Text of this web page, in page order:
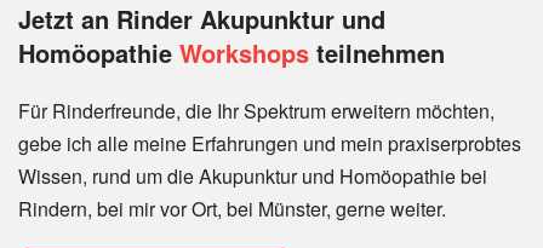
Jetzt an Rinder Akupunktur und
Homöopathie Workshops teilnehmen
Für Rinderfreunde, die Ihr Spektrum erweitern möchten,
gebe ich alle meine Erfahrungen und mein praxiserprobtes
Wissen, rund um die Akupunktur und Homöopathie bei
Rindern, bei mir vor Ort, bei Münster, gerne weiter.